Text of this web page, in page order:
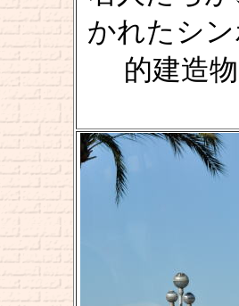
かれたシ
的建造